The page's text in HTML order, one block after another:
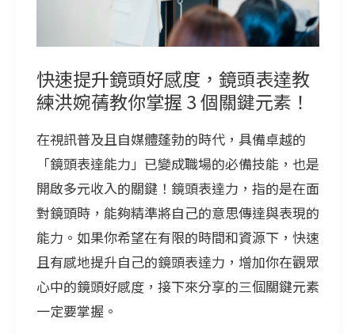
快速提升鏡頭好感度，鏡頭表達教
練洪婉蒨教你掌握 3 個關鍵元素！
在視訊普及且自媒體蓬勃的時代，具備卓越的
「鏡頭表達能力」已變成職場的必備技能，也是
開啟多元收入的關鍵！鏡頭表達力，指的是在面
對鏡頭時，能夠精準將自己的意思傳達與表現的
能力。如果你希望在有限的時間和資源下，快速
且有感地提升自己的鏡頭表達力，增加你在觀眾
心中的鏡頭好感度，接下來分享的三個關鍵元素
一定要掌握。
感
度，
鏡
頭
表
達
教
練
洪
婉
蒨
教